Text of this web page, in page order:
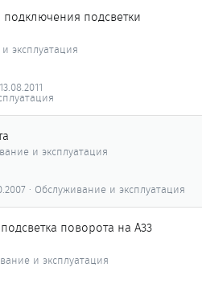
подсветки
эксплуатация
13.08.2011
и эксплуатация
Обслуживание и эксплуатация
поворота на А33
и эксплуатация